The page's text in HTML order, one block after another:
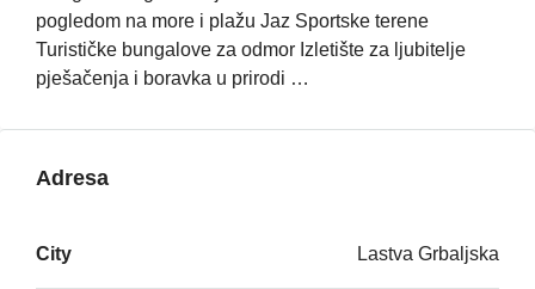
pogledom na more i plažu Jaz Sportske terene
Turističke bungalove za odmor Izletište za ljubitelje
pješačenja i boravka u prirodi …
Adresa
City Lastva Grbaljska